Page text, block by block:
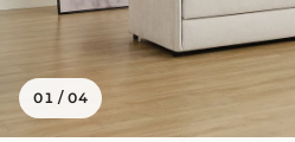
01 /04